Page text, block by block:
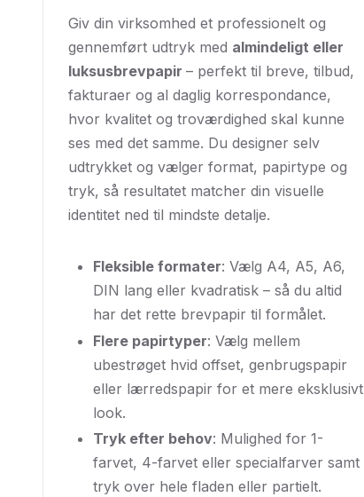
Giv din virksomhed et professionelt og
gennemført udtryk med almindeligt eller
luksusbrevpapir – perfekt til breve, tilbud,
fakturaer og al daglig korrespondance,
hvor kvalitet og troværdighed skal kunne
ses med det samme. Du designer selv
udtrykket og vælger format, papirtype og
tryk, så resultatet matcher din visuelle
identitet ned til mindste detalje.
Fleksible formater: Vælg A4, A5, A6,
DIN lang eller kvadratisk – så du altid
har det rette brevpapir til formålet.
Flere papirtyper: Vælg mellem
ubestrøget hvid offset, genbrugspapir
eller lærredspapir for et mere eksklusivt
look.
Tryk efter behov: Mulighed for 1-
farvet, 4-farvet eller specialfarver samt
tryk over hele fladen eller partielt.